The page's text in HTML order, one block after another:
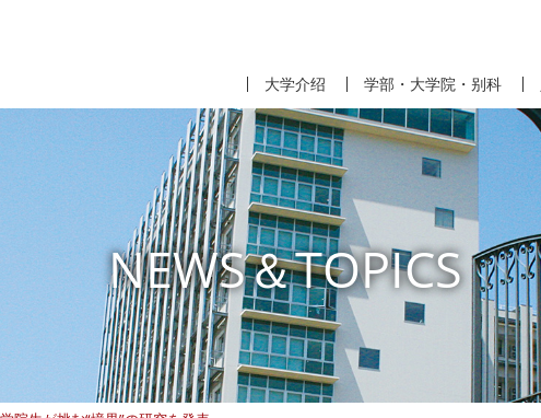
大学介绍 学部・大学院・别科
NEWS＆TOPICS